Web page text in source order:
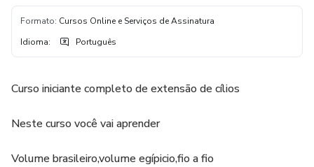
Formato: Cursos Online e Serviços de Assinatura
Idioma: Português
Curso iniciante completo de extensão de cílios
Neste curso você vai aprender
Volume brasileiro,volume egípicio,fio a fio